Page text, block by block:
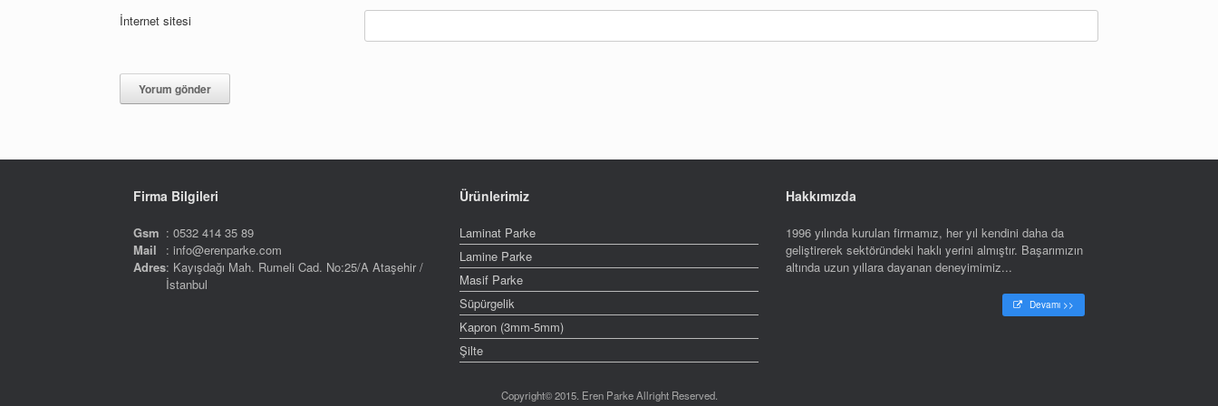
İnternet sitesi
Firma Bilgileri
Gsm : 0532 414 35 89
Mail
: info@erenparke.com
Adres: Kayışdağı Mah. Rumeli Cad. No:25/A Ataşehir /
İstanbul
Ürünlerimiz
Laminat Parke
Lamine Parke
Masif Parke
Süpürgelik
Kapron (3mm-5mm)
Şilte
Hakkımızda
1996 yılında kurulan firmamız, her yıl kendini daha da
geliştirerek sektöründeki haklı yerini almıştır. Başarımızın
altında uzun yıllara dayanan deneyimimiz...
Devamı >>
Copyright© 2015. Eren Parke Allright Reserved.